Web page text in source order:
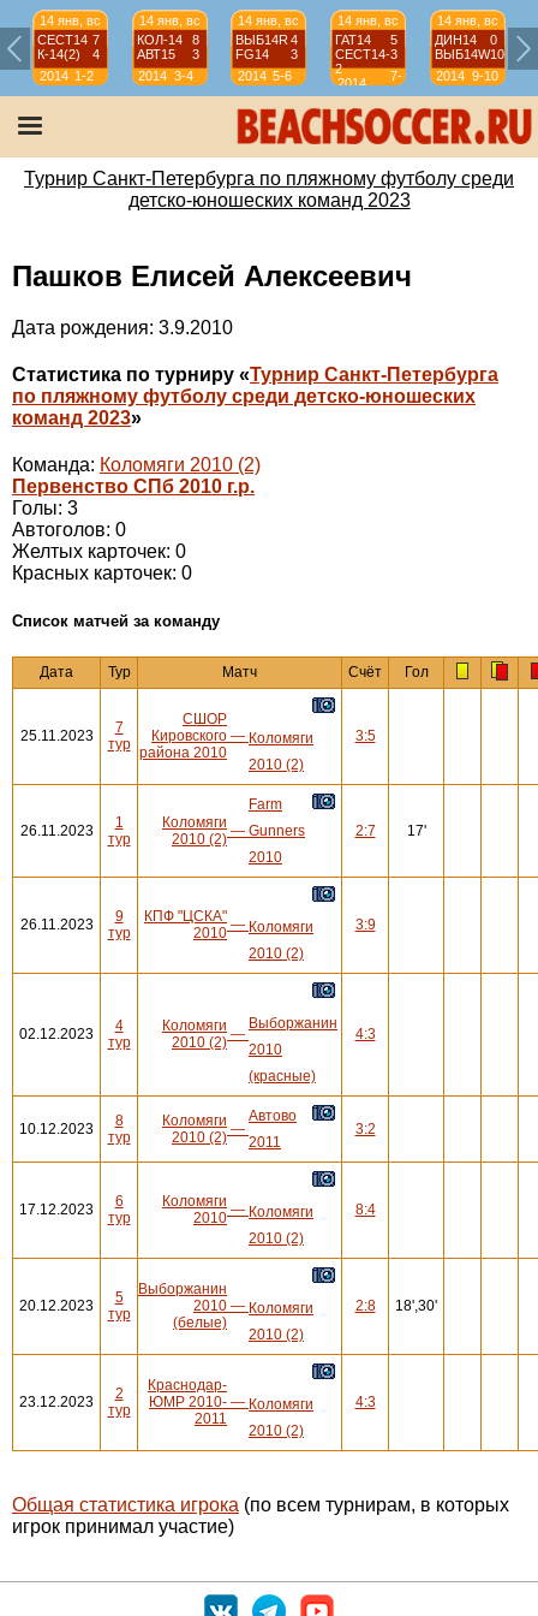
14 янв, вс
СЕСТ14 7
К-14(2)
4
2014 1-2
14 янв, вс
КОЛ-14
8
АВТ15
3
2014 3-4
14 янв, вс
ВЫБ14R 4
FG14
3
2014 5-6
14 янв, вс
ГАТ14
5
СЕСТ14-
2
3
2014
7-
8
14 янв, вс
ДИН14
0
ВЫБ14W10
2014 9-10
Турнир Санкт-Петербурга по пляжному футболу среди
детско-юношеских команд 2023
Пашков Елисей Алексеевич
Дата рождения: 3.9.2010
Статистика по турниру «Турнир Санкт-Петербурга
по пляжному футболу среди детско-юношеских
команд 2023»
Команда: Коломяги 2010 (2)
Первенство СПб 2010 г.р.
Голы: 3
Автоголов: 0
Желтых карточек: 0
Красных карточек: 0
Cписок матчей за команду
Дата Тур Матч Счёт Гол
25.11.2023
7
тур
СШОР
Кировского
района 2010
— Коломяги
2010 (2)
3:5
26.11.2023
1
тур
Коломяги
2010 (2) —
Farm
Gunners
2010
2:7 17'
26.11.2023
9
тур
КПФ "ЦСКА"
2010 — Коломяги
2010 (2)
3:9
02.12.2023
4
тур
Коломяги
2010 (2) —
Выборжанин
2010
(красные)
4:3
10.12.2023
8
тур
Коломяги
2010 (2) —
Автово
2011
3:2
17.12.2023
6
тур
Коломяги
2010 — Коломяги
2010 (2)
8:4
20.12.2023
5
тур
Выборжанин
2010
(белые)
— Коломяги
2010 (2)
2:8 18',30'
23.12.2023
2
тур
Краснодар-
ЮМР 2010-
2011
— Коломяги
2010 (2)
4:3
Общая статистика игрока (по всем турнирам, в которых
игрок принимал участие)